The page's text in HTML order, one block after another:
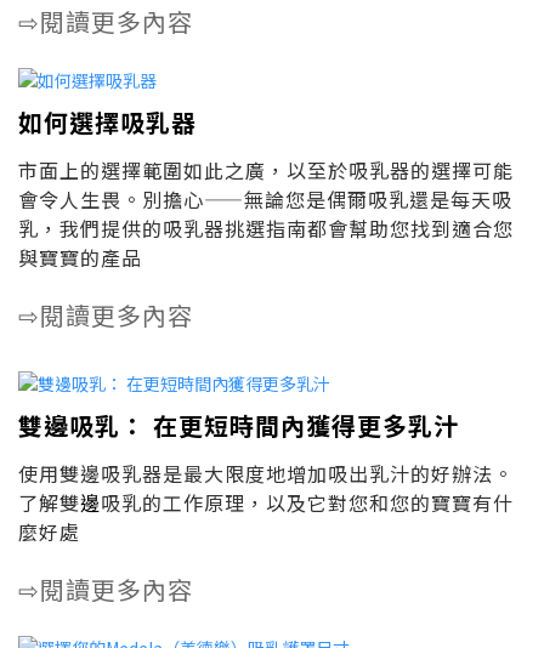
⇨閱讀更多內容
如何選擇吸乳器
市面上的選擇範圍如此之廣，以至於吸乳器的選擇可能
會令人生畏。別擔心——無論您是偶爾吸乳還是每天吸
乳，我們提供的吸乳器挑選指南都會幫助您找到適合您
與寶寶的產品
⇨閱讀更多內容
雙邊吸乳： 在更短時間內獲得更多乳汁
使用雙邊吸乳器是最大限度地增加吸出乳汁的好辦法。
了解雙邊吸乳的工作原理，以及它對您和您的寶寶有什
麼好處
⇨閱讀更多內容